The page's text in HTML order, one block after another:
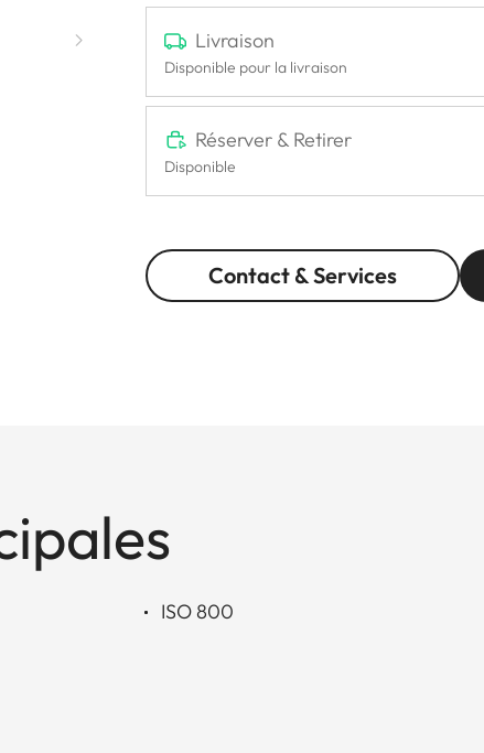
Livraison
Disponible pour la livraison
Réserver & Retirer
Disponible
Contact & Services
ISO 800